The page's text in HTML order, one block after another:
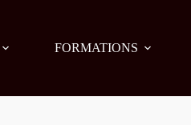
FORMATIONS